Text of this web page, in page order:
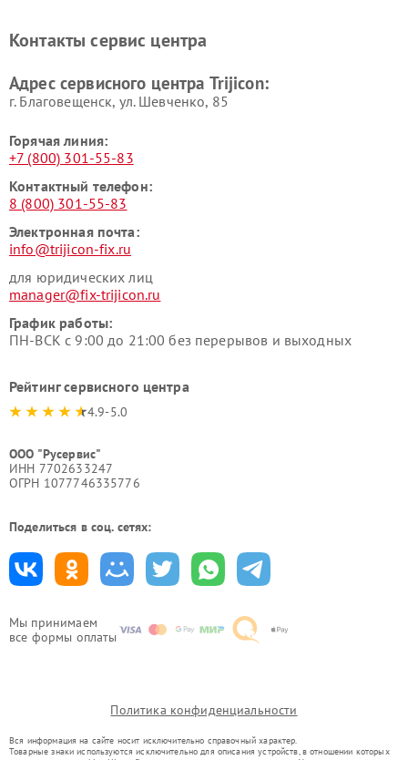
Мы принимаем
все формы оплаты
Контакты сервис центра
Адрес сервисного центра Trijicon:
г. Благовещенск, ул. Шевченко, 85
Горячая линия:
+7 (800) 301-55-83
Контактный телефон:
8 (800) 301-55-83
Электронная почта:
info@trijicon-fix.ru
для юридических лиц
manager@fix-trijicon.ru
График работы:
ПН-ВСК с 9:00 до 21:00 без перерывов и выходных
Рейтинг сервисного центра
4.9-5.0
ООО "Русервис"
ИНН 7702633247
ОГРН 1077746335776
Поделиться в соц. сетях:
Политика конфиденциальности
Вся информация на сайте носит исключительно справочный характер.
Товарные знаки используются исключительно для описания устройств, в отношении которых